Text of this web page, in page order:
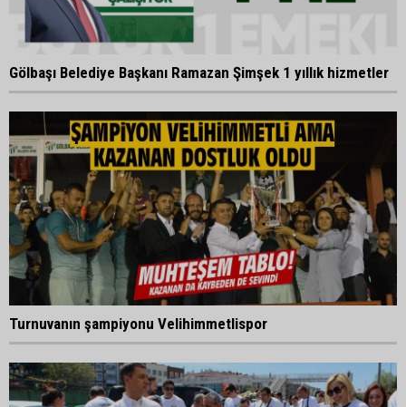
Gölbaşı Belediye Başkanı Ramazan Şimşek 1 yıllık hizmetler
Turnuvanın şampiyonu Velihimmetlispor